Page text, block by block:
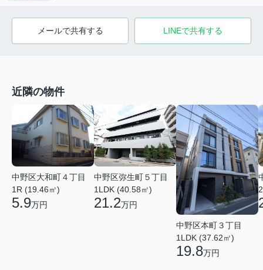
メールで共有する LINEで共有する
近隣の物件
中野区大和町４丁目
1R (19.46㎡)
5.9万円
中野区弥生町５丁目
1LDK (40.58㎡)
21.2万円
中野区本町３丁目
1LDK (37.62㎡)
19.8万円